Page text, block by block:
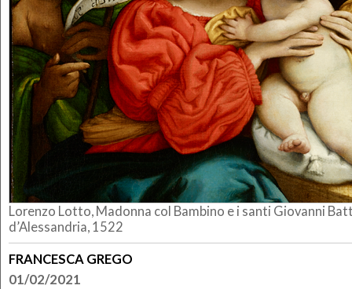
Lorenzo Lotto, Madonna col Bambino e i santi Giovanni
d’Alessandria, 1522
FRANCESCA GREGO
01/02/2021